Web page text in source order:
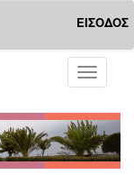
ΕΙΣΟΔΟΣ
Toggle